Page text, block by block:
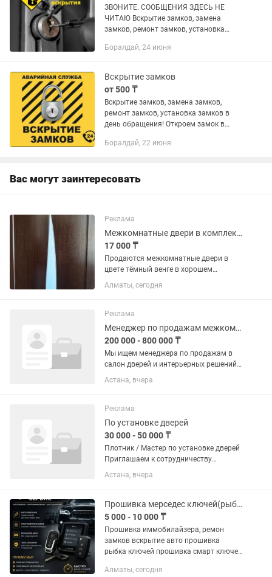
ЗВОНИТЕ. СООБЩЕНИЯ ЗДЕСЬ НЕ
ЧИТАЮ Вскрытие замков, замена
замков, ремонт замков, установка
замок в квартире, автомобиле, гараже,
Боралдай, 24 июня
Вскрытие замков
от 500 ₸
Вскрытие замков, замена замков,
ремонт замков, установка замков в
день обращения! Откроем замок в
офисе! Сохраним целостность двери и
Боралдай, 22 июня
Вас могут заинтересовать
Реклама
Межкомнатные двери в комплекте в отличном состоянии
17 000 ₸
Продаются межкомнатные двери в
цвете тёмный венге в хорошем
состоянии - 7 штук Есть два варианта
дизайна: двери с декоративной
дверь с небольшими стеклянными...
Алматы, сегодня
Реклама
Менеджер по продажам межкомнатных дверей
200 000 - 800 000 ₸
Мы ищем менеджера по продажам в
салон дверей и интерьерных решений.
Нам нужен человек, который умеет
грамотно общаться с клиентами,
Астана, вчера
Реклама
По установке дверей
30 000 - 50 000 ₸
Плотник / Мастер по установке дверей
Приглашаем к сотрудничеству
опытных плотников для выполнения
заказов через приложение Яндекс. Что
межкомнатных и входных дверей;
•монтаж...
Астана, вчера
Прошивка мерседес ключей(рыбка), вскрытие авто
5 000 - 10 000 ₸
Прошивка иммобилайзера, ремон
замков вскрытие авто прошивка
рыбка ключей прошивка смарт ключей
капот Открыть багаж открыть сейф
Алматы, сегодня